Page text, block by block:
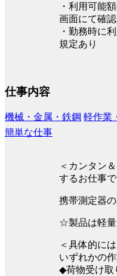
・利用可能
画面にて確
・勤務時に
規定あり
仕事内容
機械・金属・鉄鋼 軽作業
簡単な仕事
＜カンタン
するお仕事で
携帯測定器
☆製品は軽量
＜具体的に
いずれかの
◆荷物受け取